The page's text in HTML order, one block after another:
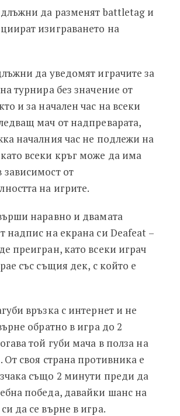
да разменят battletag и
изиграването на
да уведомят играчите за
турнира без значение от
и за начален час на всеки
мач от надпреварата,
началния час не подлежи на
всеки кръг може да има
от
на игрите.
наравно и двамата
надпис на екрана си Deafeat –
преигран, като всеки играч
със същия дек, с който е
връзка с интернет и не
обратно в игра до 2
той губи мача в полза на
От своя страна противника е
също 2 минути преди да
победа, давайки шанс на
да се върне в игра.